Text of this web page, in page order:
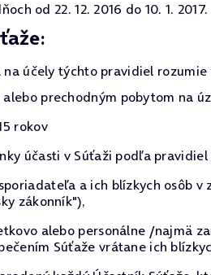
od 22. 12. 2016 do 10. 1. 2017.
na účely týchto pravidiel
prechodným pobytom na
rokov
účasti v Súťaži podľa pravidiel
a ich blízkych osôb v
zákonník"),
alebo personálne /najmä
Súťaže vrátane ich